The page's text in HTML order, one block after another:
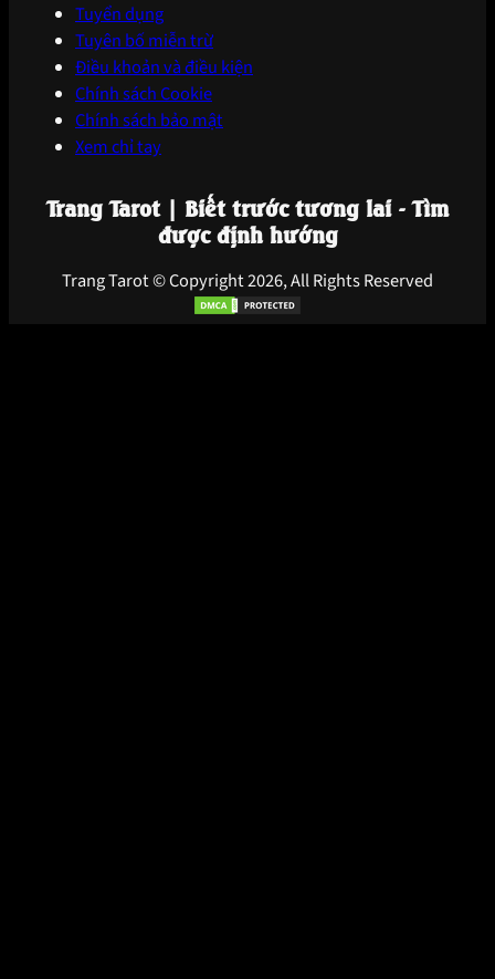
Tuyển dụng
Tuyên bố miễn trừ
Điều khoản và điều kiện
Chính sách Cookie
Chính sách bảo mật
Xem chỉ tay
Trang Tarot | Biết trước tương lai - Tìm
được định hướng
Trang Tarot © Copyright 2026, All Rights Reserved